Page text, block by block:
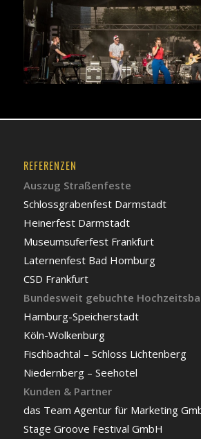
REFERENZEN
Auszug Straßenfeste
Schlossgrabenfest Darmstadt
Heinerfest Darmstadt
Museumsuferfest Frankfurt
Laternenfest Bad Homburg
CSD Frankfurt
Bundesweit gebuchte
Hamburg-Speicherstadt
Köln-Wolkenburg
Fischbachtal – Schloss Lichtenberg
Niedernberg – Seehotel
Kunden & Partner
das Team Agentur für Marketing
Stage Groove Festival GmbH